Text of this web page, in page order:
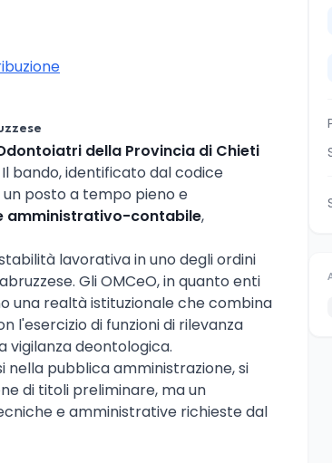
della Provincia di Chieti
bando, identificato dal codice
posto a tempo pieno e
amministrativo-contabile,
lavorativa in uno degli ordini
Gli OMCeO, in quanto enti
una realtà istituzionale che combina
l'esercizio di funzioni di rilevanza
vigilanza deontologica.
pubblica amministrazione, si
di titoli preliminare, ma un
e amministrative richieste dal